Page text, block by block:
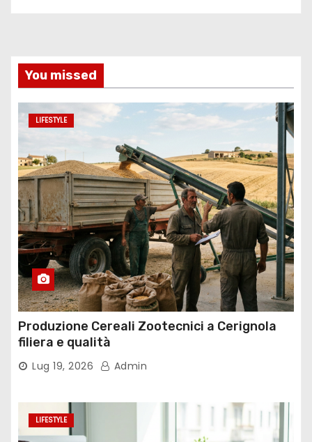
You missed
LIFESTYLE
Produzione Cereali Zootecnici a Cerignola
filiera e qualità
Lug 19, 2026 Admin
LIFESTYLE